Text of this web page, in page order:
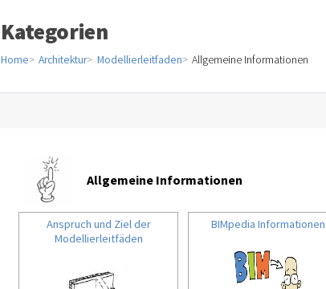
Kategorien
Home Architektur Modellierleitfaden Allgemeine Informationen
Allgemeine Informationen
Anspruch und Ziel der
Modellierleitfäden
BIMpedia Informationen